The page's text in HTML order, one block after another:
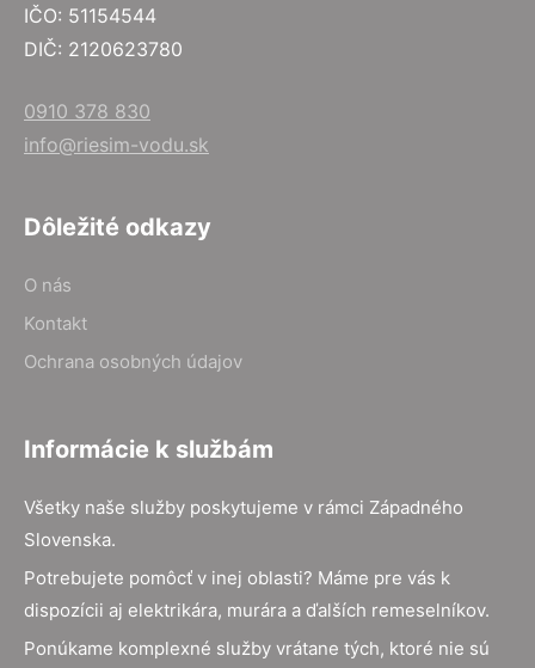
IČO: 51154544
DIČ: 2120623780
0910 378 830
info@riesim-vodu.sk
Dôležité odkazy
O nás
Kontakt
Ochrana osobných údajov
Informácie k službám
Všetky naše služby poskytujeme v rámci Západného
Slovenska.
Potrebujete pomôcť v inej oblasti? Máme pre vás k
dispozícii aj elektrikára, murára a ďalších remeselníkov.
Ponúkame komplexné služby vrátane tých, ktoré nie sú